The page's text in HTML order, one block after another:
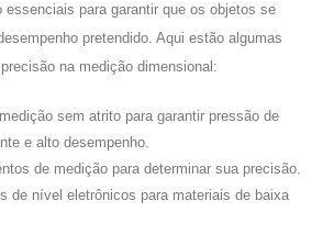
essenciais para garantir que os objetos se
pretendido. Aqui estão algumas
na medição dimensional:
sem atrito para garantir pressão de
e alto desempenho.
de medição para determinar sua precisão.
de nível eletrônicos para materiais de baixa